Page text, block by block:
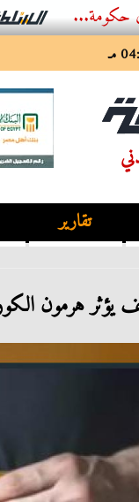
كيف
مـ
تقارير
يؤثر هرمون